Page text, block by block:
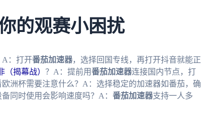
的观赛小困扰
A：打开番茄加速器，选择回国专线，再打开抖音就能正
揭幕战） ？A：提前用番茄加速器连接国内节点，打
洲杯需要注意什么？A：选择稳定的加速器如番茄，确
同时使用会影响速度吗？A： 番茄加速器支持一人多